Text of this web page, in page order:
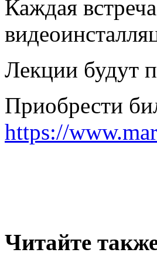
Каждая
Лекции будут
Приобрести
https://
Читайте